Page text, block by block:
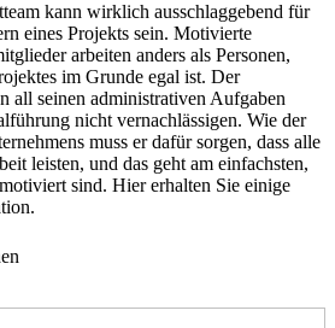
kann wirklich ausschlaggebend für
eines Projekts sein. Motivierte
arbeiten anders als Personen,
im Grunde egal ist. Der
all seinen administrativen Aufgaben
nicht vernachlässigen. Wie der
muss er dafür sorgen, dass alle
leisten, und das geht am einfachsten,
sind. Hier erhalten Sie einige